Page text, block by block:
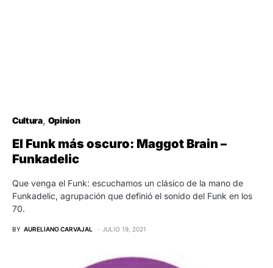
Cultura Opinion
El Funk más oscuro: Maggot Brain –
Funkadelic
Que venga el Funk: escuchamos un clásico de la mano de
Funkadelic, agrupación que definió el sonido del Funk en los
70.
BY AURELIANO CARVAJAL JULIO 19, 2021